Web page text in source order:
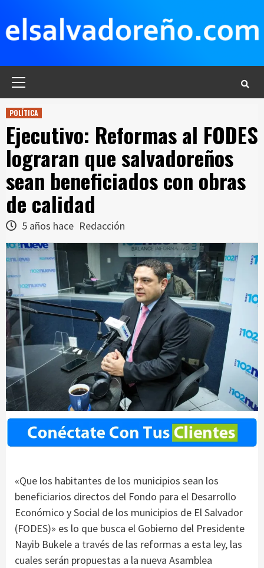
contenido
POLÍTICA
Ejecutivo: Reformas al FODES
lograran que salvadoreños
sean beneficiados con obras
de calidad
5 años hace Redacción
«Que los habitantes de los municipios sean los
beneficiarios directos del Fondo para el Desarrollo
Económico y Social de los municipios de El Salvador
(FODES)» es lo que busca el Gobierno del Presidente
Nayib Bukele a través de las reformas a esta ley, las
cuales serán propuestas a la nueva Asamblea